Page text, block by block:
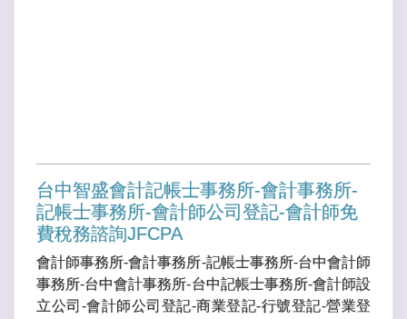
台中智盛會計記帳士事務所-會計事務所-
記帳士事務所-會計師公司登記-會計師免
費稅務諮詢JFCPA
會計師事務所-會計事務所-記帳士事務所-台中會計師
事務所-台中會計事務所-台中記帳士事務所-會計師設
立公司-會計師公司登記-商業登記-行號登記-營業登